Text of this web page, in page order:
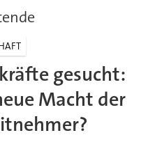
gesucht:
Macht der